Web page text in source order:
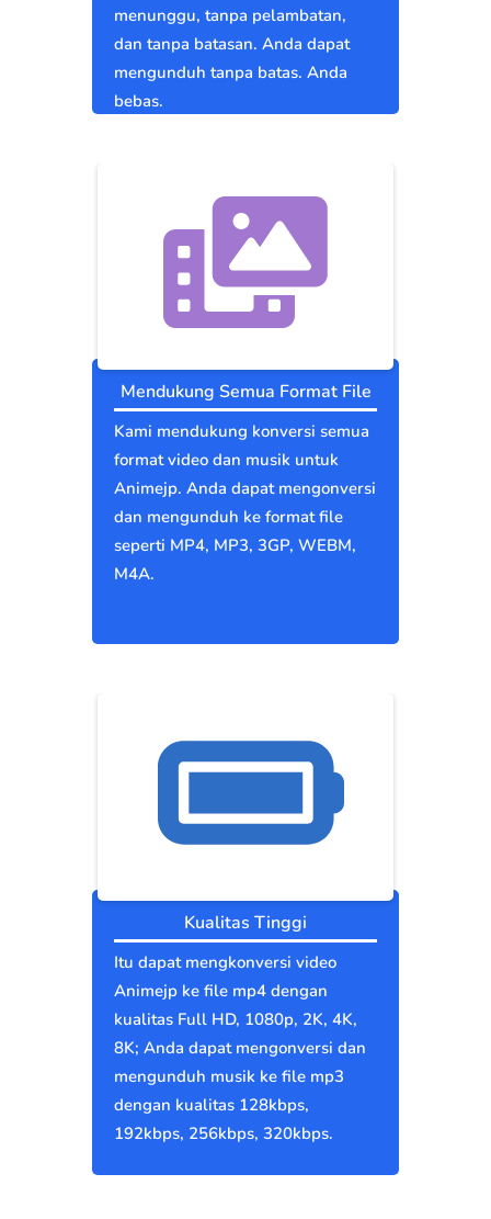
menunggu, tanpa pelambatan,
dan tanpa batasan. Anda dapat
mengunduh tanpa batas. Anda
bebas.
Mendukung Semua Format File
Kami mendukung konversi semua
format video dan musik untuk
Animejp. Anda dapat mengonversi
dan mengunduh ke format file
seperti MP4, MP3, 3GP, WEBM,
M4A.
Kualitas Tinggi
Itu dapat mengkonversi video
Animejp ke file mp4 dengan
kualitas Full HD, 1080p, 2K, 4K,
8K; Anda dapat mengonversi dan
mengunduh musik ke file mp3
dengan kualitas 128kbps,
192kbps, 256kbps, 320kbps.